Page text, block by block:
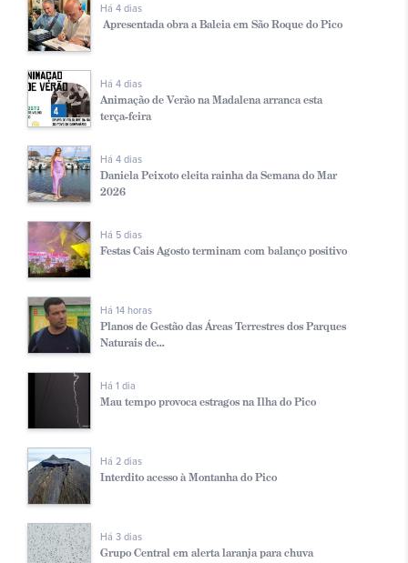
Há 4 dias
Apresentada obra a Baleia em São Roque do Pico
Há 4 dias
Animação de Verão na Madalena arranca esta
terça-feira
Há 4 dias
Daniela Peixoto eleita rainha da Semana do Mar
2026
Há 5 dias
Festas Cais Agosto terminam com balanço positivo
Há 14 horas
Planos de Gestão das Áreas Terrestres dos Parques
Naturais de...
Há 1 dia
Mau tempo provoca estragos na Ilha do Pico
Há 2 dias
Interdito acesso à Montanha do Pico
Há 3 dias
Grupo Central em alerta laranja para chuva